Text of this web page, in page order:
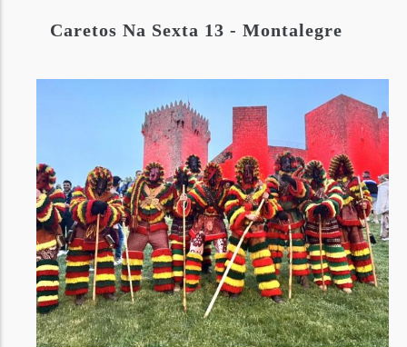
Caretos Na Sexta 13 - Montalegre